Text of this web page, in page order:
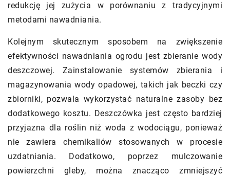
redukcję jej zużycia w porównaniu z tradycyjnymi
metodami nawadniania.
Kolejnym skutecznym sposobem na zwiększenie
efektywności nawadniania ogrodu jest zbieranie wody
deszczowej. Zainstalowanie systemów zbierania i
magazynowania wody opadowej, takich jak beczki czy
zbiorniki, pozwala wykorzystać naturalne zasoby bez
dodatkowego kosztu. Deszczówka jest często bardziej
przyjazna dla roślin niż woda z wodociągu, ponieważ
nie zawiera chemikaliów stosowanych w procesie
uzdatniania. Dodatkowo, poprzez mulczowanie
powierzchni gleby, można znacząco zmniejszyć